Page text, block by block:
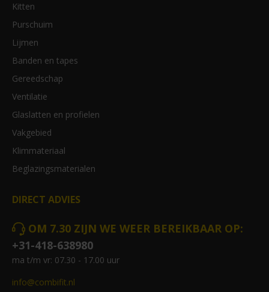
Kitten
Purschuim
Lijmen
Banden en tapes
Gereedschap
Ventilatie
Glaslatten en profielen
Vakgebied
Klimmateriaal
Beglazingsmaterialen
DIRECT ADVIES
OM 7.30 ZIJN WE WEER BEREIKBAAR OP:
+31-418-638980
ma t/m vr: 07.30 - 17.00 uur
info@combifit.nl